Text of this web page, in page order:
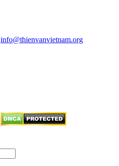
info@thienvanvietnam.org